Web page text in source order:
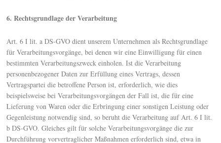
6. Rechtsgrundlage der Verarbeitung
Art. 6 I lit. a DS-GVO dient unserem Unternehmen als Rechtsgrundlage
für Verarbeitungsvorgänge, bei denen wir eine Einwilligung für einen
bestimmten Verarbeitungszweck einholen. Ist die Verarbeitung
personenbezogener Daten zur Erfüllung eines Vertrags, dessen
Vertragspartei die betroffene Person ist, erforderlich, wie dies
beispielsweise bei Verarbeitungsvorgängen der Fall ist, die für eine
Lieferung von Waren oder die Erbringung einer sonstigen Leistung oder
Gegenleistung notwendig sind, so beruht die Verarbeitung auf Art. 6 I lit.
b DS-GVO. Gleiches gilt für solche Verarbeitungsvorgänge die zur
Durchführung vorvertraglicher Maßnahmen erforderlich sind, etwa in